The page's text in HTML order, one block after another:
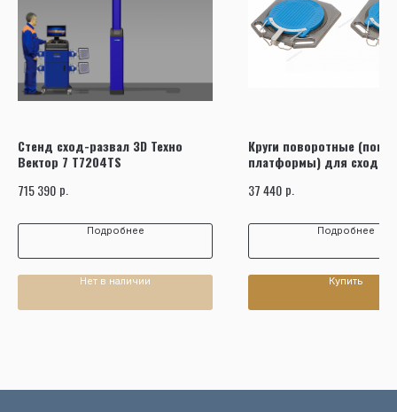
Стенд сход-развал 3D Техно
Вектор 7 T7204TS
715 390 р.
Подробнее
Нет в наличии
Круги поворотные
платформы) для сход-
NORDBERG TP2
37 440 р.
Подробнее
Купить